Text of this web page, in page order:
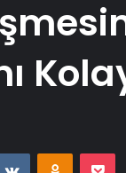
VKontakte